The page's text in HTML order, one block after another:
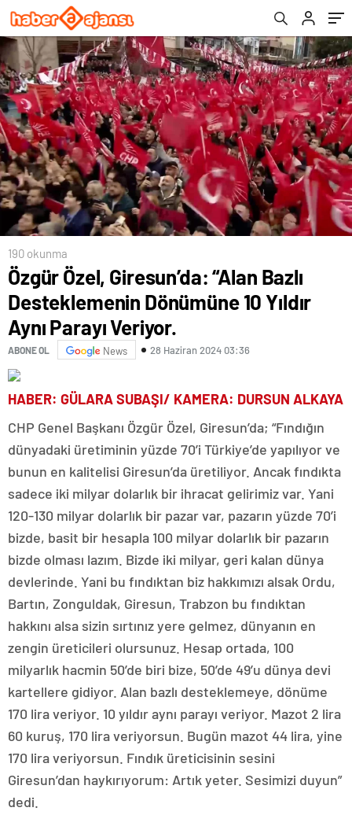
Parayı Veriyor.
190 okunma
Özgür Özel, Giresun’da: “Alan Bazlı
Desteklemenin Dönümüne 10 Yıldır
Aynı Parayı Veriyor.
ABONE OL News 28 Haziran 2024 03:36
HABER: GÜLARA SUBAŞI/ KAMERA: DURSUN ALKAYA
CHP Genel Başkanı Özgür Özel, Giresun’da; “Fındığın
dünyadaki üretiminin yüzde 70’i Türkiye’de yapılıyor ve
bunun en kalitelisi Giresun’da üretiliyor. Ancak fındıkta
sadece iki milyar dolarlık bir ihracat gelirimiz var. Yani
120-130 milyar dolarlık bir pazar var, pazarın yüzde 70’i
bizde, basit bir hesapla 100 milyar dolarlık bir pazarın
bizde olması lazım. Bizde iki milyar, geri kalan dünya
devlerinde. Yani bu fındıktan biz hakkımızı alsak Ordu,
Bartın, Zonguldak, Giresun, Trabzon bu fındıktan
hakkını alsa sizin sırtınız yere gelmez, dünyanın en
zengin üreticileri olursunuz. Hesap ortada, 100
milyarlık hacmin 50’de biri bize, 50’de 49’u dünya devi
kartellere gidiyor. Alan bazlı desteklemeye, dönüme
170 lira veriyor. 10 yıldır aynı parayı veriyor. Mazot 2 lira
60 kuruş, 170 lira veriyorsun. Bugün mazot 44 lira, yine
170 lira veriyorsun. Fındık üreticisinin sesini
Giresun’dan haykırıyorum: Artık yeter. Sesimizi duyun”
dedi.